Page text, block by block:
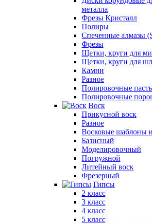
металла
Фрезы Кристалл
Полиры
Спеченные алмазы
Фрезы
Щетки, круги для
Щетки, круги для
Камни
Разное
Полировочные
Полировочные
Воск
Прикусной воск
Разное
Восковые шаблоны и
Базисный
Моделировочный
Погружной
Литейный воск
Фрезерный
Гипсы
2 класс
3 класс
4 класс
5 класс